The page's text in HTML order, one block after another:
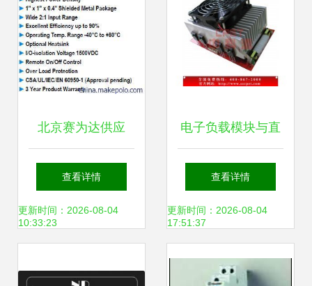
北京赛为达供应
MINMAX电源模
块，MJW25系列专
查看详情
更新时间：2026-08-04
10:33:23
电子负载模块与直
流电子负载机 移动
电源与电源老化测
查看详情
更新时间：2026-08-04
17:51:37